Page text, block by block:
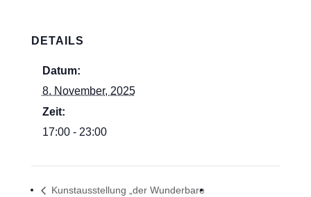
DETAILS
Datum:
8. November, 2025
Zeit:
17:00 - 23:00
Kunstausstellung „der Wunderbare